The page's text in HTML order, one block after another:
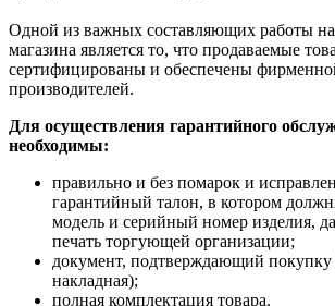
Одной из важных составляющих работы
магазина является то, что продаваемые
сертифицированы и обеспечены
производителей.
Для осуществления гарантийного
необходимы:
правильно и без помарок и
гарантийный талон, в котором
модель и серийный номер изделия,
печать торгующей организации;
документ, подтверждающий покупку
накладная);
полная комплектация товара.